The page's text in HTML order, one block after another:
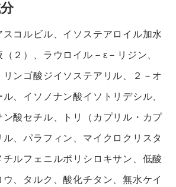
分
スコルビル、イソステアロイル加水
２）、ラウロイル－ε－リジン、
ンゴ酸ジイソステアリル、２－オ
、イソノナン酸イソトリデシル、
ン酸セチル、トリ（カプリル・カプ
ル、パラフィン、マイクロクリスタ
チルフェニルポリシロキサン、低酸
、タルク、酸化チタン、無水ケイ